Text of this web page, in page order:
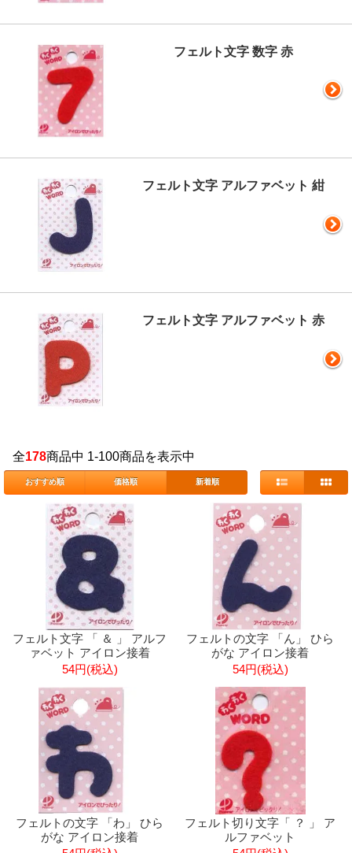
フェルト文字 数字 赤
フェルト文字 アルファベット 紺
フェルト文字 アルファベット 赤
全178商品中 1-100商品を表示中
おすすめ順 価格順 新着順
フェルト文字 「 ＆ 」 アルフ
ァベット アイロン接着
54円(税込)
フェルトの文字 「ん」 ひら
がな アイロン接着
54円(税込)
フェルトの文字 「わ」 ひら
がな アイロン接着
フェルト切り文字「 ？ 」 ア
ルファベット